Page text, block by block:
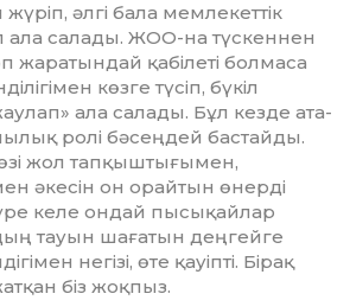
әлгі бала мем­лекеттік
ала салады. ЖОО-на түскеннен
жаратындай қабілеті болмаса
көзге түсіп, бүкіл
ала салады. Бұл кезде ата-
ролі бәсеңдей бастайды.
өзі жол тап­қыштығымен,
әкесін он орайтын өнерді
келе ондай пысықайлар
тауын шағатын деңгейге
негізі, өте қауіпті. Бірақ
біз жоқпыз.